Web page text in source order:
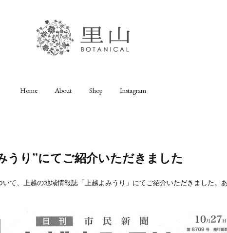
Home About Shop Instagram
うり”にてご紹介いただきました
て、上越の地域情報誌「上越よみうり」にてご紹介いただきました。